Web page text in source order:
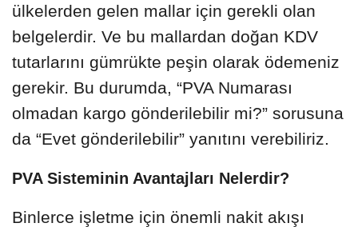
ülkelerden gelen mallar için gerekli olan
belgelerdir. Ve bu mallardan doğan KDV
tutarlarını gümrükte peşin olarak ödemeniz
gerekir. Bu durumda, “PVA Numarası
olmadan kargo gönderilebilir mi?” sorusuna
da “Evet gönderilebilir” yanıtını verebiliriz.
PVA Sisteminin Avantajları Nelerdir?
Binlerce işletme için önemli nakit akışı